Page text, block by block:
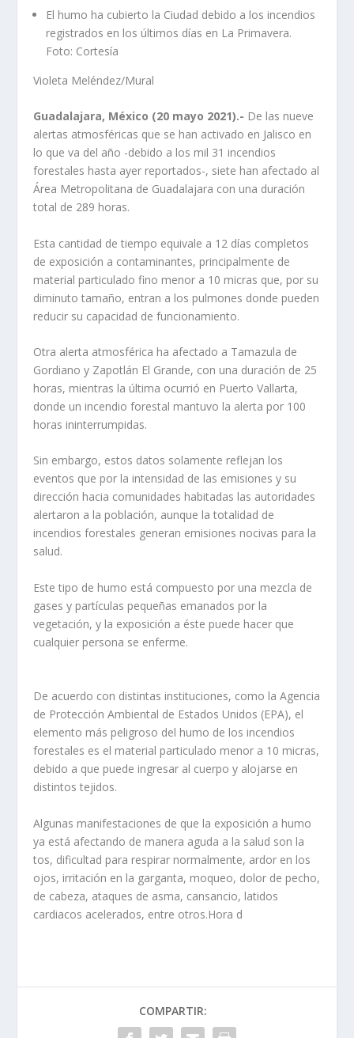
El humo ha cubierto la Ciudad debido a los incendios
registrados en los últimos días en La Primavera.
Foto: Cortesía
Violeta Meléndez/Mural
Guadalajara, México (20 mayo 2021).- De las nueve
alertas atmosféricas que se han activado en Jalisco en
lo que va del año -debido a los mil 31 incendios
forestales hasta ayer reportados-, siete han afectado al
Área Metropolitana de Guadalajara con una duración
total de 289 horas.
Esta cantidad de tiempo equivale a 12 días completos
de exposición a contaminantes, principalmente de
material particulado fino menor a 10 micras que, por su
diminuto tamaño, entran a los pulmones donde pueden
reducir su capacidad de funcionamiento.
Otra alerta atmosférica ha afectado a Tamazula de
Gordiano y Zapotlán El Grande, con una duración de 25
horas, mientras la última ocurrió en Puerto Vallarta,
donde un incendio forestal mantuvo la alerta por 100
horas ininterrumpidas.
Sin embargo, estos datos solamente reflejan los
eventos que por la intensidad de las emisiones y su
dirección hacia comunidades habitadas las autoridades
alertaron a la población, aunque la totalidad de
incendios forestales generan emisiones nocivas para la
salud.
Este tipo de humo está compuesto por una mezcla de
gases y partículas pequeñas emanados por la
vegetación, y la exposición a éste puede hacer que
cualquier persona se enferme.
De acuerdo con distintas instituciones, como la Agencia
de Protección Ambiental de Estados Unidos (EPA), el
elemento más peligroso del humo de los incendios
forestales es el material particulado menor a 10 micras,
debido a que puede ingresar al cuerpo y alojarse en
distintos tejidos.
Algunas manifestaciones de que la exposición a humo
ya está afectando de manera aguda a la salud son la
tos, dificultad para respirar normalmente, ardor en los
ojos, irritación en la garganta, moqueo, dolor de pecho,
de cabeza, ataques de asma, cansancio, latidos
cardiacos acelerados, entre otros.Hora d
COMPARTIR: